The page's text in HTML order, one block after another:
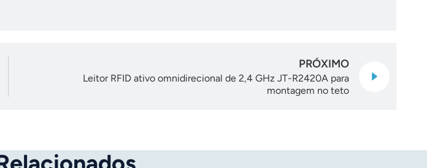
PRÓXIMO
Leitor RFID ativo omnidirecional de 2,4 GHz JT-R2420A para
montagem no teto